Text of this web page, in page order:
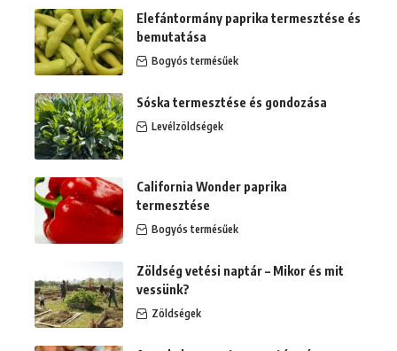
Elefántormány paprika termesztése és
bemutatása
Bogyós termésűek
Sóska termesztése és gondozása
Levélzöldségek
California Wonder paprika
termesztése
Bogyós termésűek
Zöldség vetési naptár – Mikor és mit
vessünk?
Zöldségek